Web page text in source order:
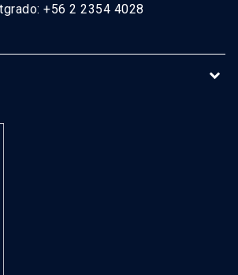
+56 2 2354 4028